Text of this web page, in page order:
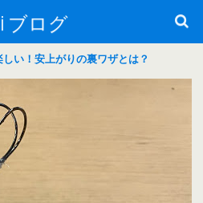
ブログ
い！安上がりの裏ワザとは？